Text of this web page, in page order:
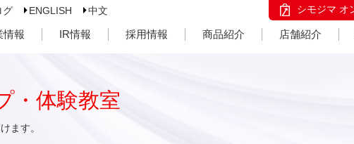
グ ENGLISH 中文 シモジマ オ
情報 IR情報 採用情報 商品紹介 店舗紹介
・体験教室
ます。